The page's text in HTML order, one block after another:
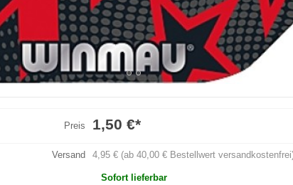
Preis 1,50 €*
Versand 4,95 € (ab 40,00 € Bestellwert
Sofort lieferbar